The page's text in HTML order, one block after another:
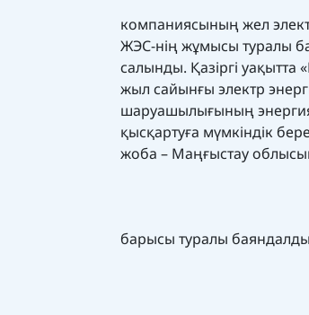
компаниясының жел
ЖЭС-нің жұмысы туралы
салынды. Қазіргі
жыл сайынғы электр
шаруашылығының
қысқартуға мүмкіндік
жоба – Маңғыстау
барысы туралы